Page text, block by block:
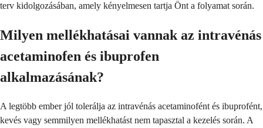
terv kidolgozásában, amely kényelmesen tartja Önt a folyamat során.
Milyen mellékhatásai vannak az intravénás
acetaminofen és ibuprofen
alkalmazásának?
A legtöbb ember jól tolerálja az intravénás acetaminofént és ibuprofént,
kevés vagy semmilyen mellékhatást nem tapasztal a kezelés során. A